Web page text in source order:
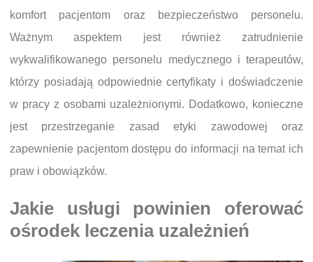
komfort pacjentom oraz bezpieczeństwo personelu.
Ważnym aspektem jest również zatrudnienie
wykwalifikowanego personelu medycznego i terapeutów,
którzy posiadają odpowiednie certyfikaty i doświadczenie
w pracy z osobami uzależnionymi. Dodatkowo, konieczne
jest przestrzeganie zasad etyki zawodowej oraz
zapewnienie pacjentom dostępu do informacji na temat ich
praw i obowiązków.
Jakie usługi powinien oferować
ośrodek leczenia uzależnień